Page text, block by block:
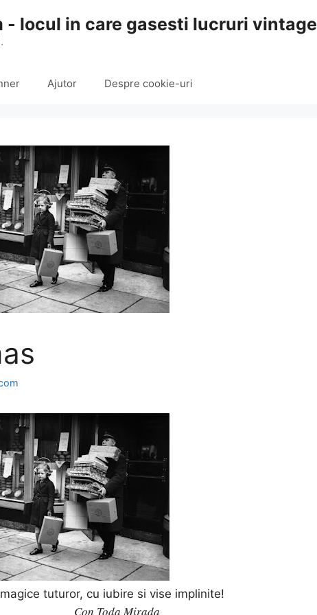
locul in care gasesti lucruri vintage
Ajutor Despre cookie-uri
tuturor, cu iubire si vise implinite!
Toda Mirada